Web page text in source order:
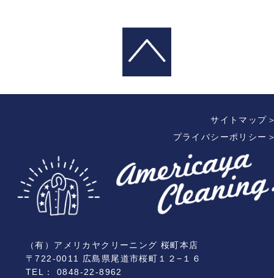
サイトマップ
プライバシーポリシー
（有）アメリカヤクリーニング 桜町本店
〒722-0011 広島県尾道市桜町１２−１６
TEL： 0848-22-8962